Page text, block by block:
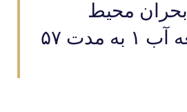
شماره ۱۳۵۶ بحران محيط
زيست و فاجعه آب ۱ به مدت ۵۷